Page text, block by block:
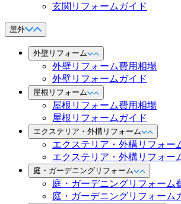
玄関リフォームガイド
屋外
外壁リフォーム
外壁リフォーム費用相場
外壁リフォームガイド
屋根リフォーム
屋根リフォーム費用相場
屋根リフォームガイド
エクステリア・外構リフォーム
エクステリア・外構リフォー
エクステリア・外構リフォー
庭・ガーデニングリフォーム
庭・ガーデニングリフォーム
庭・ガーデニングリフォーム